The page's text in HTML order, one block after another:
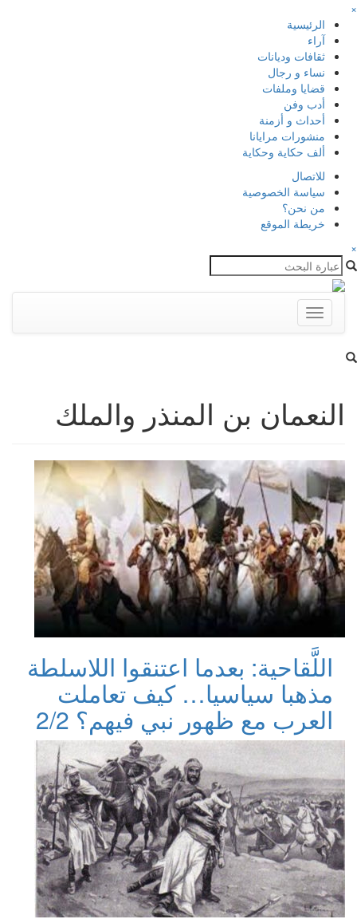
×
الرئيسية
آراء
ثقافات وديانات
نساء و رجال
قضايا وملفات
أدب وفن
أحداث و أزمنة
منشورات مرايانا
ألف حكاية وحكاية
للاتصال
سياسة الخصوصية
من نحن؟
خريطة الموقع
×
Toggle
navigation
النعمان بن المنذر والملك
اللَّقاحية: بعدما اعتنقوا اللاسلطة
مذهبا سياسيا… كيف تعاملت
العرب مع ظهور نبي فيهم؟ 2/2